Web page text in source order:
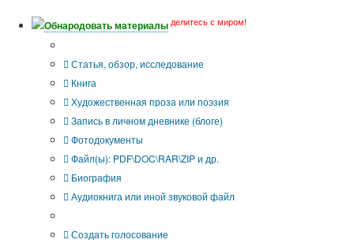
Обнародовать материалы делитесь с миром!
Статья, обзор, исследование
Книга
Художественная проза или поэзия
Запись в личном дневнике (блоге)
Фотодокументы
Файл(ы): PDF\DOC\RAR\ZIP и др.
Биография
Аудиокнига или иной звуковой файл
Создать голосование